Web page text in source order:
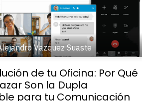
Vazquez Suaste
de tu Oficina: Por Qué
Son la Dupla
para tu Comunicación